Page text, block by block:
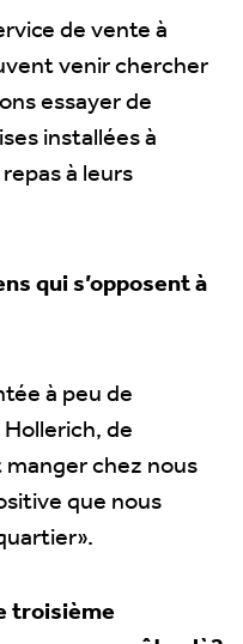
de vente à
venir chercher
essayer de
installées à
à leurs
qui s’opposent à
à peu de
de
chez nous
que nous
troisième